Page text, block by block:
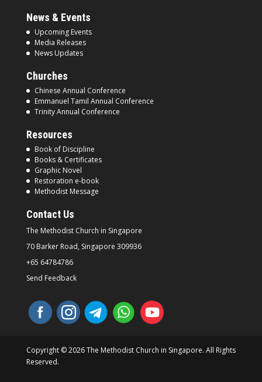
News & Events
Upcoming Events
Media Releases
News Updates
Churches
Chinese Annual Conference
Emmanuel Tamil Annual Conference
Trinity Annual Conference
Resources
Book of Discipline
Books & Certificates
Graphic Novel
Restoration e-book
Methodist Message
Contact Us
The Methodist Church in Singapore
70 Barker Road, Singapore 309936
+65 64784786
Send Feedback
Copyright © 2026 The Methodist Church in Singapore. All Rights
Reserved.